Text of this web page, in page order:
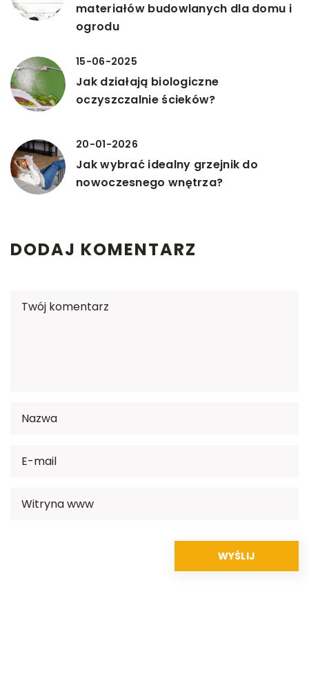
materiałów budowlanych dla domu i
ogrodu
15-06-2025
Jak działają biologiczne
oczyszczalnie ścieków?
20-01-2026
Jak wybrać idealny grzejnik do
nowoczesnego wnętrza?
DODAJ KOMENTARZ